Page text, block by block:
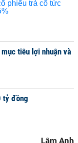
tiêu lợi nhuận và
tỷ đồng
Lâm Anh